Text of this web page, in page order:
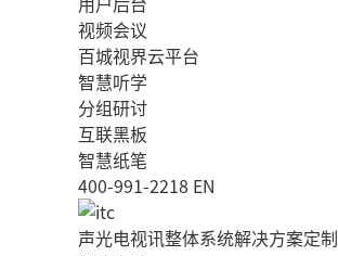
视频会议
百城视界云平台
智慧听学
分组研讨
互联黑板
智慧纸笔
400-991-2218 EN
声光电视讯整体系统解决方案定制